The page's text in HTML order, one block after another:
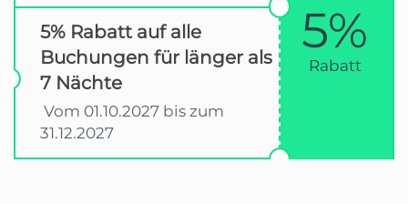
5% Rabatt auf alle
Buchungen für länger als
7 Nächte
Vom 01.10.2027 bis zum
31.12.2027
5%
Rabatt